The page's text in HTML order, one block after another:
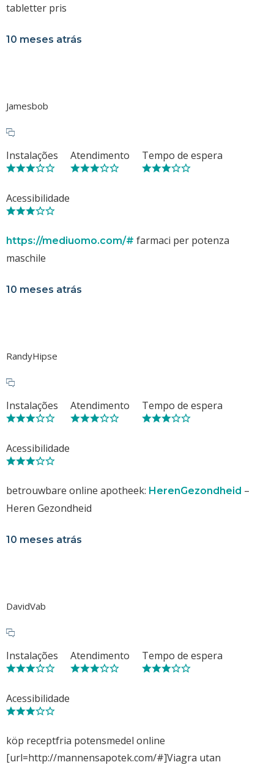
tabletter pris
10 meses atrás
Jamesbob
Instalações Atendimento Tempo de espera
Acessibilidade
https://mediuomo.com/# farmaci per potenza
maschile
10 meses atrás
RandyHipse
Instalações Atendimento Tempo de espera
Acessibilidade
betrouwbare online apotheek: HerenGezondheid –
Heren Gezondheid
10 meses atrás
DavidVab
Instalações Atendimento Tempo de espera
Acessibilidade
köp receptfria potensmedel online
[url=http://mannensapotek.com/#]Viagra utan